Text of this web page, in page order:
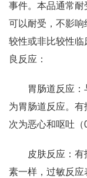
事件。本品通常耐
可以耐受，不影
较性或非比较性
良反应：
胃肠道反应
为胃肠道反应。
次为恶心和呕吐（
皮肤反应：
素一样，过敏反